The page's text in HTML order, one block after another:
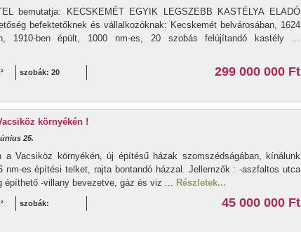
bemutatja: KECSKEMÉT EGYIK LEGSZEBB KASTÉLYA ELADÓ
befektetőknek és vállalkozóknak: Kecskemét belvárosában, 1624
1910-ben épült, 1000 nm-es, 20 szobás felújítandó kastély ...
szobák: 20 299 000 000 Ft
környékén !
25.
a Vacsiköz környékén, új építésű házak szomszédságában, kínálunk
nm-es építési telket, rajta bontandó házzal. Jellemzők : -aszfaltos utca
építhető -villany bevezetve, gáz és viz ... Részletek...
szobák: 45 000 000 Ft